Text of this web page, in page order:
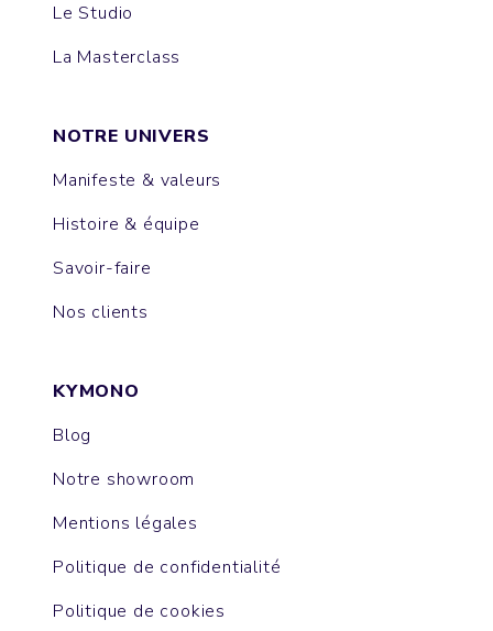
Le Studio
La Masterclass
NOTRE UNIVERS
Manifeste & valeurs
Histoire & équipe
Savoir-faire
Nos clients
KYMONO
Blog
Notre showroom
Mentions légales
Politique de confidentialité
Politique de cookies